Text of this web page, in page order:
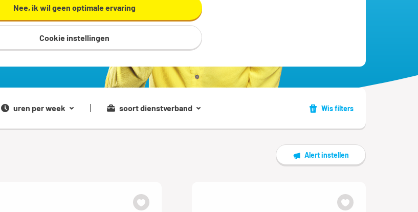
Nee, ik wil geen optimale ervaring
Cookie instellingen
uren per week soort dienstverband Wis filters
Alert instellen